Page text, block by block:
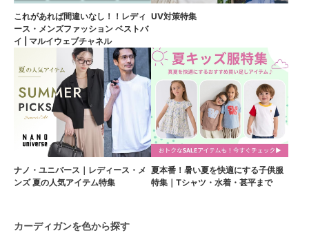
これがあれば間違いなし！！レディ
ース・メンズファッション ベストバ
イ | マルイウェブチャネル
UV対策特集
ナノ・ユニバース｜レディース・メ
ンズ 夏の人気アイテム特集
夏本番！暑い夏を快適にする子供服
特集｜Tシャツ・水着・甚平まで
カーディガンを色から探す